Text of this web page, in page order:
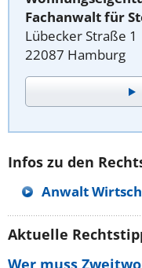
Fachanwalt für
Lübecker Straße 1
22087 Hamburg
Infos zu den
Anwalt
Aktuelle
Wer muss